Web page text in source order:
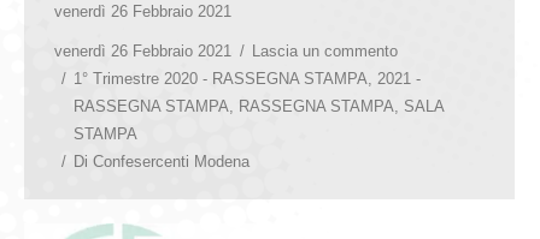
venerdì 26 Febbraio 2021
venerdì 26 Febbraio 2021
Lascia un commento
1° Trimestre 2020 - RASSEGNA STAMPA
2021 -
RASSEGNA STAMPA
RASSEGNA STAMPA
SALA
STAMPA
Di Confesercenti Modena